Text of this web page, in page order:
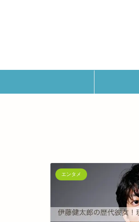
エンタメ